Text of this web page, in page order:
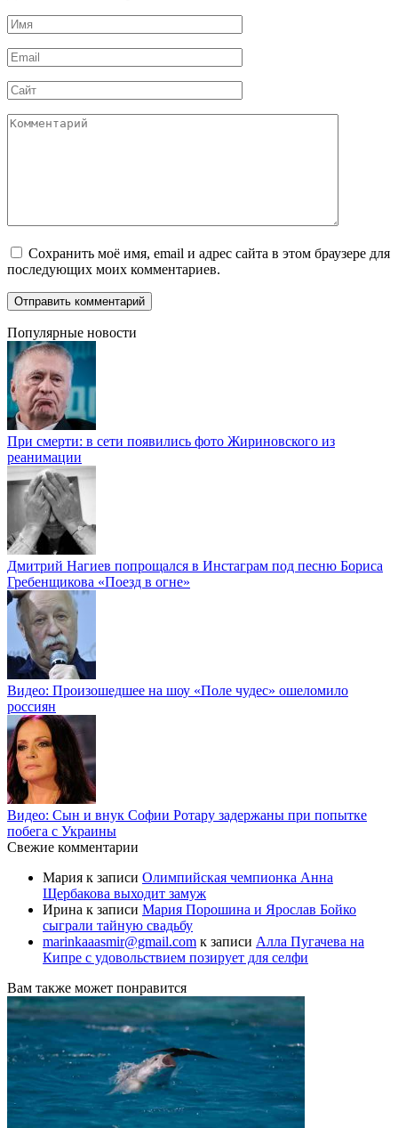
Имя
*
Email
*
Сайт
Комментарий
Сохранить моё имя, email и адрес сайта в этом браузере для
последующих моих комментариев.
Популярные новости
При смерти: в сети появились фото Жириновского из
реанимации
Дмитрий Нагиев попрощался в Инстаграм под песню Бориса
Гребенщикова «Поезд в огне»
Видео: Произошедшее на шоу «Поле чудес» ошеломило
россиян
Видео: Сын и внук Софии Ротару задержаны при попытке
побега с Украины
Свежие комментарии
Мария к записи Олимпийская чемпионка Анна
Щербакова выходит замуж
Ирина к записи Мария Порошина и Ярослав Бойко
сыграли тайную свадьбу
marinkaaasmir@gmail.com к записи Алла Пугачева на
Кипре с удовольствием позирует для селфи
Вам также может понравится